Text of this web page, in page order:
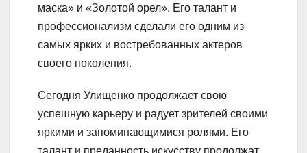
маска» и «Золотой орел». Его талант и
профессионализм сделали его одним из
самых ярких и востребованных актеров
своего поколения.
Сегодня Улищенко продолжает свою
успешную карьеру и радует зрителей своими
яркими и запоминающимися ролями. Его
талант и преданность искусству продолжат